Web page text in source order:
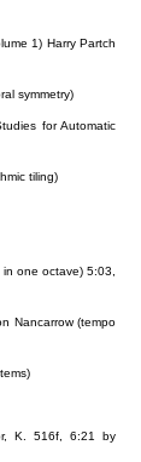
1) Harry Partch
symmetry)
for Automatic
tiling)
one octave) 5:03,
Nancarrow (tempo
K. 516f, 6:21 by